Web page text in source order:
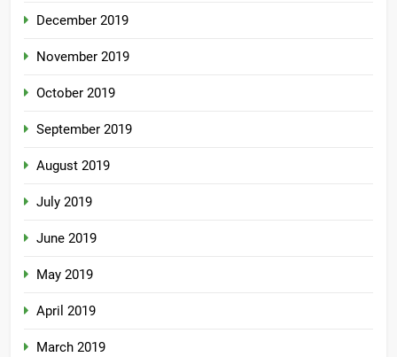
December 2019
November 2019
October 2019
September 2019
August 2019
July 2019
June 2019
May 2019
April 2019
March 2019